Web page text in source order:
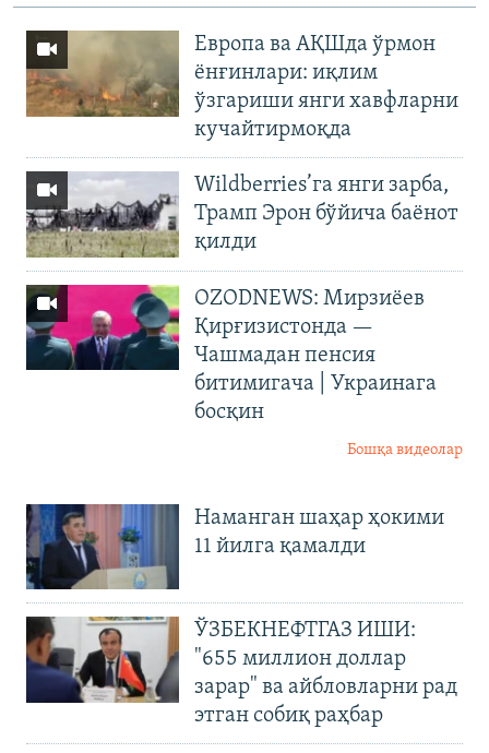
Европа ва АҚШда ўрмон
ёнғинлари: иқлим
ўзгариши янги хавфларни
кучайтирмоқда
Wildberries’га янги зарба,
Трамп Эрон бўйича баёнот
қилди
OZODNEWS: Мирзиёев
Қирғизистонда —
Чашмадан пенсия
битимигача | Украинага
босқин
Бошқа видеолар
Наманган шаҳар ҳокими
11 йилга қамалди
ЎЗБЕКНЕФТГАЗ ИШИ:
"655 миллион доллар
зарар" ва айбловларни рад
этган собиқ раҳбар